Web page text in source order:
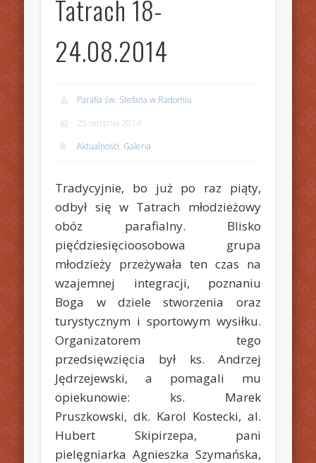
Tatrach 18-
24.08.2014
Parafia św. Stefana w Radomiu
25 sierpnia 2014
Aktualności, Galeria
Tradycyjnie, bo już po raz piąty,
odbył się w Tatrach młodzieżowy
obóz parafialny. Blisko
pięćdziesięcioosobowa grupa
młodzieży przeżywała ten czas na
wzajemnej integracji, poznaniu
Boga w dziele stworzenia oraz
turystycznym i sportowym wysiłku.
Organizatorem tego
przedsięwzięcia był ks. Andrzej
Jędrzejewski, a pomagali mu
opiekunowie: ks. Marek
Pruszkowski, dk. Karol Kostecki, al.
Hubert Skipirzepa, pani
pielęgniarka Agnieszka Szymańska,